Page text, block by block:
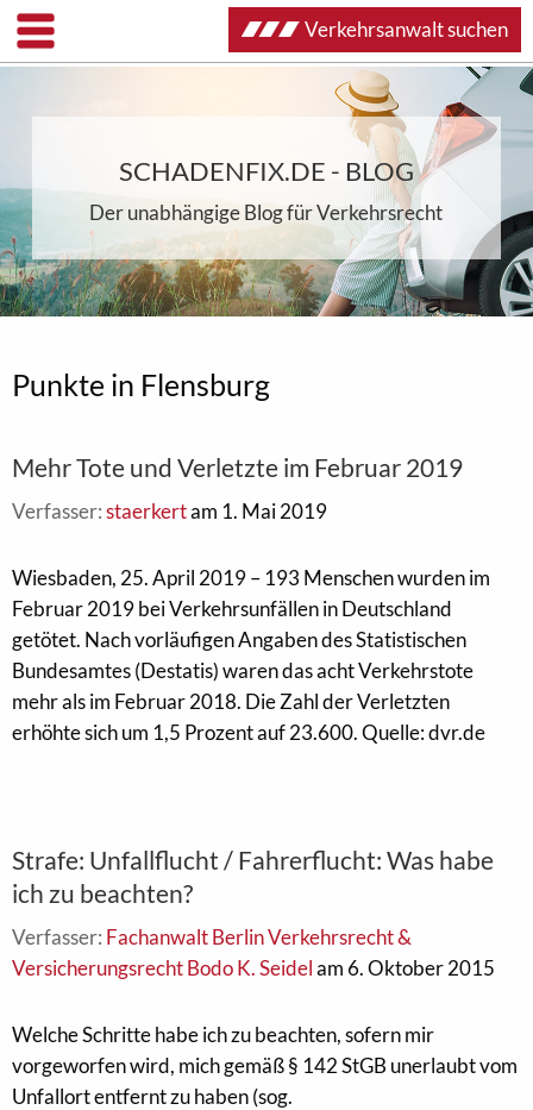
SCHADENFIX.DE - BLOG
Der unabhängige Blog für Verkehrsrecht
Punkte in Flensburg
Mehr Tote und Verletzte im Februar 2019
Verfasser:staerkertam 1. Mai 2019
Wiesbaden, 25. April 2019 – 193 Menschen wurden im
Februar 2019 bei Verkehrsunfällen in Deutschland
getötet. Nach vorläufigen Angaben des Statistischen
Bundesamtes (Destatis) waren das acht Verkehrstote
mehr als im Februar 2018. Die Zahl der Verletzten
erhöhte sich um 1,5 Prozent auf 23.600. Quelle: dvr.de
Strafe: Unfallflucht / Fahrerflucht: Was habe
ich zu beachten?
Verfasser: Fachanwalt Berlin Verkehrsrecht &
Versicherungsrecht Bodo K. Seidelam 6. Oktober 2015
Welche Schritte habe ich zu beachten, sofern mir
vorgeworfen wird, mich gemäß § 142 StGB unerlaubt vom
Unfallort entfernt zu haben (sog.
Verkehrsanwalt suchen